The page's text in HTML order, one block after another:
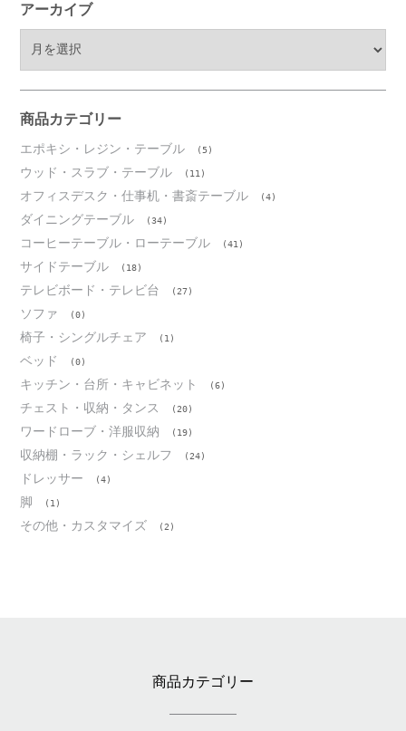
アーカイブ
ブ
商品カテゴリー
エポキシ・レジン・テーブル (5)
ウッド・スラブ・テーブル (11)
オフィスデスク・仕事机・書斎テーブル (4)
ダイニングテーブル (34)
コーヒーテーブル・ローテーブル (41)
サイドテーブル (18)
テレビボード・テレビ台 (27)
ソファ (0)
椅子・シングルチェア (1)
ベッド (0)
キッチン・台所・キャビネット (6)
チェスト・収納・タンス (20)
ワードローブ・洋服収納 (19)
収納棚・ラック・シェルフ (24)
ドレッサー (4)
脚 (1)
その他・カスタマイズ (2)
商品カテゴリー